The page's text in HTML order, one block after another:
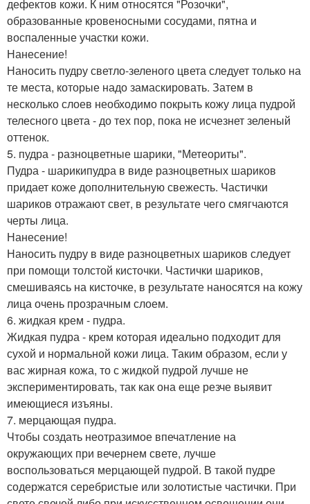
дефектов кожи. К ним относятся "Розочки",
образованные кровеносными сосудами, пятна и
воспаленные участки кожи.
Нанесение!
Наносить пудру светло-зеленого цвета следует только на
те места, которые надо замаскировать. Затем в
несколько слоев необходимо покрыть кожу лица пудрой
телесного цвета - до тех пор, пока не исчезнет зеленый
оттенок.
5. пудра - разноцветные шарики, "Метеориты".
Пудра - шарикипудра в виде разноцветных шариков
придает коже дополнительную свежесть. Частички
шариков отражают свет, в результате чего смягчаются
черты лица.
Нанесение!
Наносить пудру в виде разноцветных шариков следует
при помощи толстой кисточки. Частички шариков,
смешиваясь на кисточке, в результате наносятся на кожу
лица очень прозрачным слоем.
6. жидкая крем - пудра.
Жидкая пудра - крем которая идеально подходит для
сухой и нормальной кожи лица. Таким образом, если у
вас жирная кожа, то с жидкой пудрой лучше не
экспериментировать, так как она еще резче выявит
имеющиеся изъяны.
7. мерцающая пудра.
Чтобы создать неотразимое впечатление на
окружающих при вечернем свете, лучше
воспользоваться мерцающей пудрой. В такой пудре
содержатся серебристые или золотистые частички. При